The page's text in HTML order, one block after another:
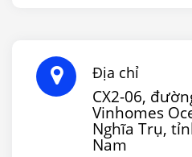
Địa chỉ
CX2-06,
Vinhomes
Nghĩa Trụ,
Nam